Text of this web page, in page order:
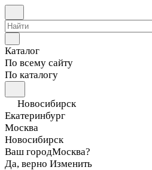
Каталог
По всему сайту
По каталогу
Новосибирск
Екатеринбург
Москва
Новосибирск
Ваш городМосква?
Да, верно Изменить